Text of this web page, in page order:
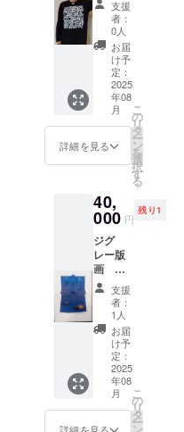
ド
セット
のおま
け付き
ツ 長
袖
黒 Lサ
イズ
「ハイ
ヤーセ
ルフに
赦され
る存在
た
ち」
ロゴ
ク
[KUNI]
刺繍入
り 自筆
サイン
入り！
オリジ
ナルポ
スト
カー
ド
セット
のおま
け付き
支援
者：
0人
お届
け予
定：
2025
年08
月
詳細を見る
こ
の
リ
タ
ー
ン
を
選
択
す
る
40,
000 円
残り1
ジグ
レー版
画
「クジ
ラの
旅」
画面サ
イズ
15×20
㎝ フ
レーム
サイ
ズ 約
32×26
支援
者：
1人
お届
け予
定：
2025
年08
月
詳細を見る
こ
の
リ
タ
ー